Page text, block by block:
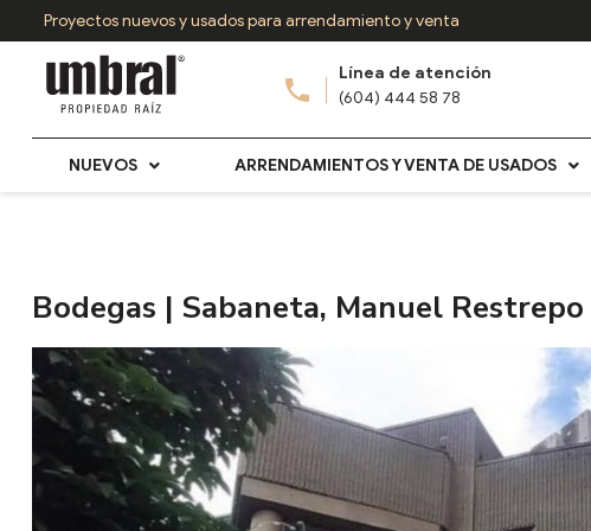
al
Proyectos nuevos y usados para arrendamiento y venta
Línea de atención
(604) 444 58 78
NUEVOS ARRENDAMIENTOS Y VENTA DE USADOS
Bodegas | Sabaneta, Manuel Restrepo